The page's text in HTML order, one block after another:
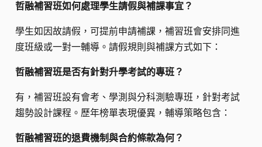
哲融補習班如何處理學生請假與補課事宜？
學生如因故請假，可提前申請補課，補習班會安排同進
度班級或一對一輔導。請假規則與補課方式如下：
哲融補習班是否有針對升學考試的專班？
有，補習班設有會考、學測與分科測驗專班，針對考試
趨勢設計課程。歷年榜單表現優異，輔導策略包含：
哲融補習班的退費機制與合約條款為何？